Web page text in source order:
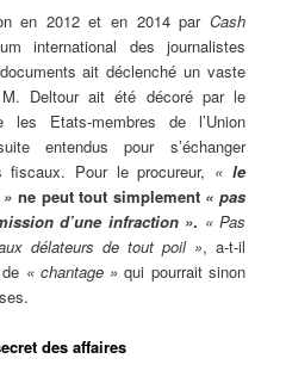
en 2012 et en 2014 par Cash
international des journalistes
ait déclenché un vaste
Deltour ait été décoré par le
les Etats-membres de l’Union
entendus pour s’échanger
fiscaux. Pour le procureur, « le
ne peut tout simplement « pas
d’une infraction ». « Pas
délateurs de tout poil », a-t-il
« chantage »qui pourrait sinon
des affaires